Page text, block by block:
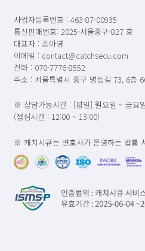
사업자등록번호 : 463-87-00935
통신판매번호: 2025-서울중구-827 호
대표자 : 조아영
이메일 : contact@catchsecu.com
전화 : 070-7776-8552
주소 : 서울특별시 중구 명동길 73, 6층
※ 상담가능시간 : [평일] 월요일 ~ 금요
(점심시간 : 12:00 ~ 13:00)
※ 캐치시큐는 변호사가 운영하는 법률